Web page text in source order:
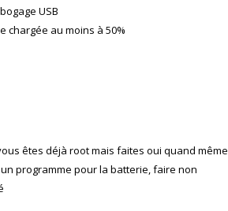
USB
chargée au moins à 50%
êtes déjà root mais faites oui quand même
programme pour la batterie, faire non